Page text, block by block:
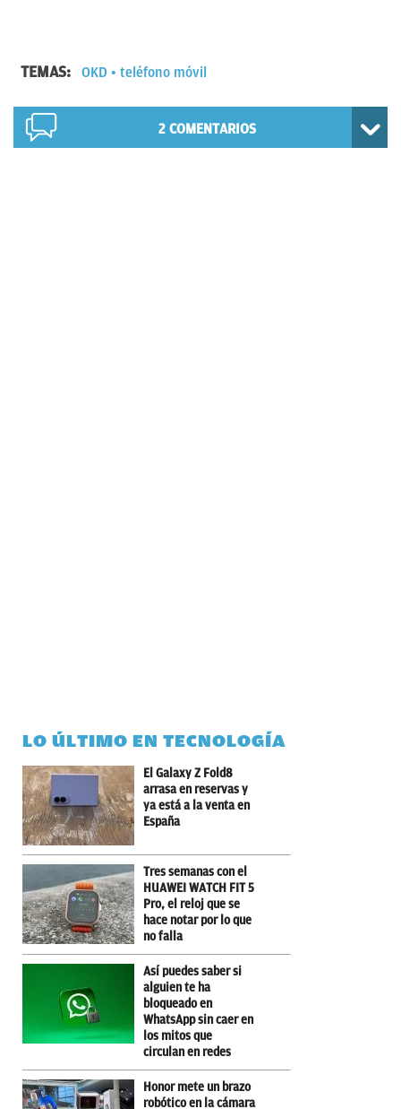
TEMAS: OKD teléfono móvil
2 COMENTARIOS
LO ÚLTIMO EN TECNOLOGÍA
El Galaxy Z Fold8
arrasa en reservas y
ya está a la venta en
España
Tres semanas con el
HUAWEI WATCH FIT 5
Pro, el reloj que se
hace notar por lo que
no falla
Así puedes saber si
alguien te ha
bloqueado en
WhatsApp sin caer en
los mitos que
circulan en redes
Honor mete un brazo
robótico en la cámara